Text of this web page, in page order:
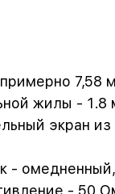
7,58
жилы -
экран
-
- 50